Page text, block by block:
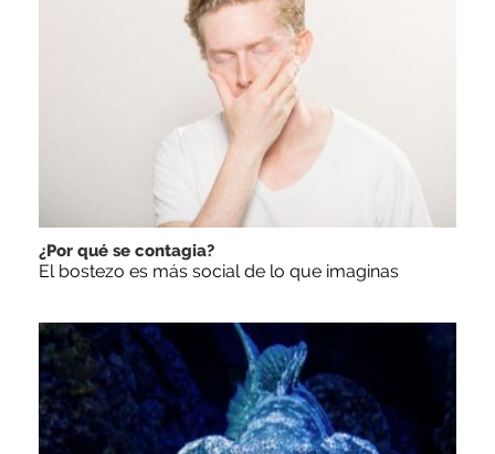
¿Por qué se contagia?
El bostezo es más social de lo que imaginas